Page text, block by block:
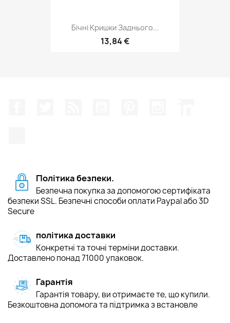
Бічні Кришки Заднього...
13,84 €
Політика безпеки.
Безпечна покупка за допомогою сертифіката
безпеки SSL. Безпечні способи оплати Paypal або 3D
Secure
політика доставки
Конкретні та точні терміни доставки.
Доставлено понад 71000 упаковок.
Гарантія
Гарантія товару, ви отримаєте те, що купили.
Безкоштовна допомога та підтримка з встановле